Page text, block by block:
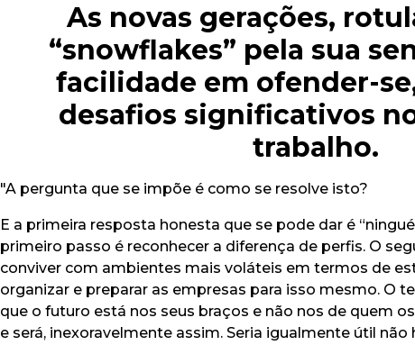
As novas gerações,
“snowflakes” pela sua
facilidade em ofender-
desafios significativos
trabalho.
"A pergunta que se impõe é como se resolve isto?
E a primeira resposta honesta que se pode dar é
primeiro passo é reconhecer a diferença de perfis. O
conviver com ambientes mais voláteis em termos de
organizar e preparar as empresas para isso mesmo. O
que o futuro está nos seus braços e não nos de quem
e será, inexoravelmente assim. Seria igualmente útil